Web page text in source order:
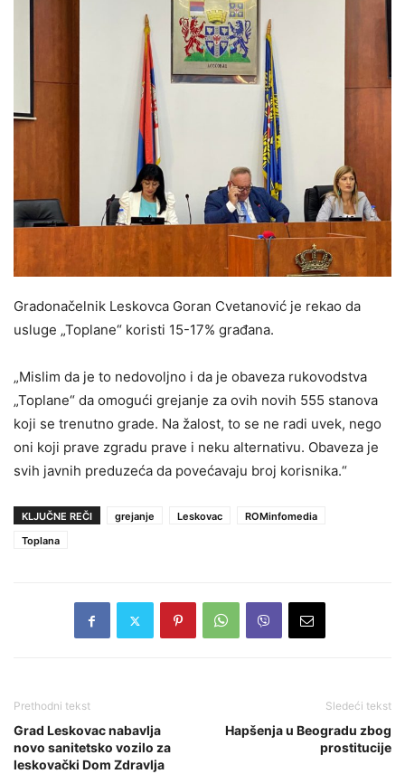
Gradonačelnik Leskovca Goran Cvetanović je rekao da
usluge „Toplane“ koristi 15-17% građana.
„Mislim da je to nedovoljno i da je obaveza rukovodstva
„Toplane“ da omogući grejanje za ovih novih 555 stanova
koji se trenutno grade. Na žalost, to se ne radi uvek, nego
oni koji prave zgradu prave i neku alternativu. Obaveza je
svih javnih preduzeća da povećavaju broj korisnika.“
KLJUČNE REČI grejanje Leskovac
ROMinfomedia
Toplana
Prethodni tekst
Grad Leskovac nabavlja
novo sanitetsko vozilo za
leskovački Dom Zdravlja
Sledeći tekst
Hapšenja u Beogradu zbog
prostitucije